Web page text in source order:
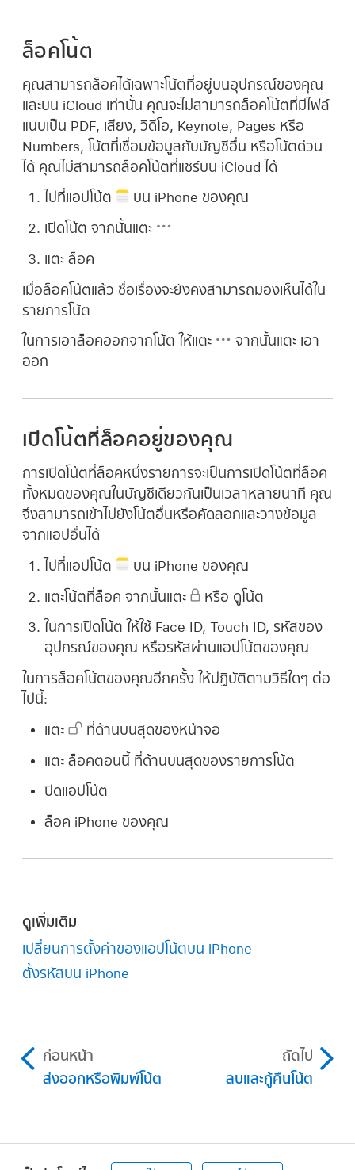
ล็อคโน้ต
คุณสามารถล็อคได้เฉพาะโน้ตที่อยู่บนอุปกรณ์ของคุณ
และบน iCloud เท่านั้น คุณจะไม่สามารถล็อคโน้ตที่มีไฟล์
แนบเป็น PDF, เสียง, วิดีโอ, Keynote, Pages หรือ
Numbers, โน้ตที่เชื่อมข้อมูลกับบัญชีอื่น หรือโน้ตด่วน
ได้ คุณไม่สามารถล็อคโน้ตที่แชร์บน iCloud ได้
ไปที่แอปโน้ต บน iPhone ของคุณ
เปิดโน้ต จากนั้นแตะ
แตะ ล็อค
เมื่อล็อคโน้ตแล้ว ชื่อเรื่องจะยังคงสามารถมองเห็นได้ใน
รายการโน้ต
ในการเอาล็อคออกจากโน้ต ให้แตะ
จากนั้นแตะ เอา
ออก
เปิดโน้ตที่ล็อคอยู่ของคุณ
การเปิดโน้ตที่ล็อคหนึ่งรายการจะเป็นการเปิดโน้ตที่ล็อค
ทั้งหมดของคุณในบัญชีเดียวกันเป็นเวลาหลายนาที คุณ
จึงสามารถเข้าไปยังโน้ตอื่นหรือคัดลอกและวางข้อมูล
จากแอปอื่นได้
ไปที่แอปโน้ต บน iPhone ของคุณ
แตะโน้ตที่ล็อค จากนั้นแตะ หรือ ดูโน้ต
ในการเปิดโน้ต ให้ใช้ Face ID, Touch ID, รหัสของ
อุปกรณ์ของคุณ หรือรหัสผ่านแอปโน้ตของคุณ
ในการล็อคโน้ตของคุณอีกครั้ง ให้ปฏิบัติตามวิธีใดๆ ต่อ
ไปนี้:
แตะ ที่ด้านบนสุดของหน้าจอ
แตะ ล็อคตอนนี้ ที่ด้านบนสุดของรายการโน้ต
ปิดแอปโน้ต
ล็อค iPhone ของคุณ
ดูเพิ่มเติม
เปลี่ยนการตั้งค่าของแอปโน้ตบน iPhone
ตั้งรหัสบน iPhone
ก่อนหน้า
ส่งออกหรือพิมพ์โน้ต
ถัดไป
ลบและกู้คืนโน้ต